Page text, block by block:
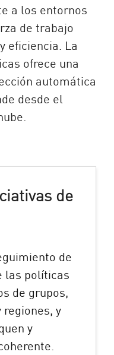
a los entornos
de trabajo
eficiencia. La
ofrece una
automática
desde el
de
de
las políticas
de grupos,
y
y